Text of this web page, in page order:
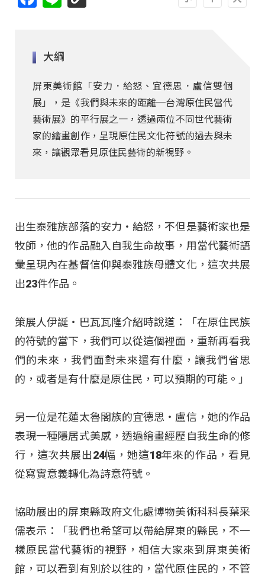
大綱
屏東美術館「安力．給怒、宜德思．盧信雙個
展」，是《我們與未來的距離─台灣原住民當代
藝術展》的平行展之一，透過兩位不同世代藝術
家的繪畫創作，呈現原住民文化符號的過去與未
來，讓觀眾看見原住民藝術的新視野。
出生泰雅族部落的安力・給怒，不但是藝術家也是
牧師，他的作品融入自我生命故事，用當代藝術語
彙呈現內在基督信仰與泰雅族母體文化，這次共展
出23件作品。
策展人伊誕‧巴瓦瓦隆介紹時說道：「在原住民族
的符號的當下，我們可以從這個裡面，重新再看我
們的未來，我們面對未來還有什麼，讓我們省思
的，或者是有什麼是原住民，可以預期的可能。」
另一位是花蓮太魯閣族的宜德思・盧信，她的作品
表現一種隱居式美感，透過繪畫經歷自我生命的修
行，這次共展出24幅，她這18年來的作品，看見
從寫實意義轉化為詩意符號。
協助展出的屏東縣政府文化處博物美術科科長葉采
儒表示：「我們也希望可以帶給屏東的縣民，不一
樣原民當代藝術的視野，相信大家來到屏東美術
館，可以看到有別於以往的，當代原住民的，不管